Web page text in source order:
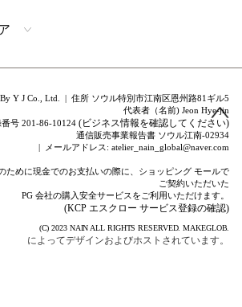
Y J Co., Ltd. | 住所 ソウル特別市江南区恩州路81ギル5
代表者（名前) Jeon Hye-jin
番号 201-86-10124(ビジネス情報を確認してください)
通信販売事業報告書 ソウル江南-02934
| メールアドレス: atelier_nain_global@naver.com
ために現金でのお支払いの際に、ショッピング モールで
ご契約いただいた
PG 会社の購入安全サービスをご利用いただけます。
(KCP エスクロー サービス登録の確認)
(C) 2023 NAIN ALL RIGHTS RESERVED.MAKEGLOB.
によってデザインおよびホストされています。